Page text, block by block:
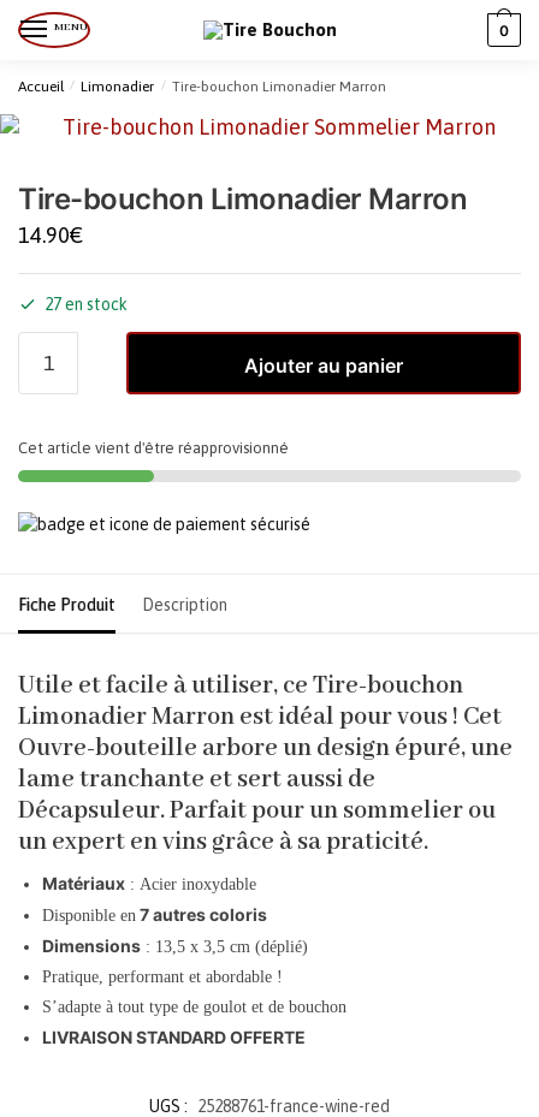
MENU 0
Accueil / Limonadier / Tire-bouchon Limonadier Marron
Tire-bouchon Limonadier Marron
14.90€
27 en stock
Ajouter au panier
Cet article vient d'être réapprovisionné
Fiche Produit Description
Utile et facile à utiliser, ce Tire-bouchon
Limonadier Marron est idéal pour vous ! Cet
Ouvre-bouteille arbore un design épuré, une
lame tranchante et sert aussi de
Décapsuleur. Parfait pour un sommelier ou
un expert en vins grâce à sa praticité.
Matériaux : Acier inoxydable
Disponible en 7 autres coloris
Dimensions : 13,5 x 3,5 cm (déplié)
Pratique, performant et abordable !
S’adapte à tout type de goulot et de bouchon
LIVRAISON STANDARD OFFERTE
UGS :
25288761-france-wine-red